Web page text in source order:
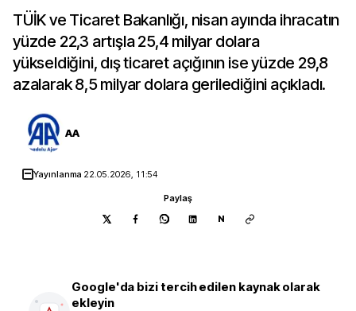
TÜİK ve Ticaret Bakanlığı, nisan ayında ihracatın
yüzde 22,3 artışla 25,4 milyar dolara
yükseldiğini, dış ticaret açığının ise yüzde 29,8
azalarak 8,5 milyar dolara gerilediğini açıkladı.
AA
Yayınlanma 22.05.2026, 11:54
Paylaş
N
Google'da bizi tercih edilen kaynak olarak
ekleyin